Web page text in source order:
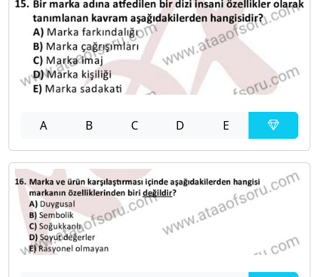
A B C D E